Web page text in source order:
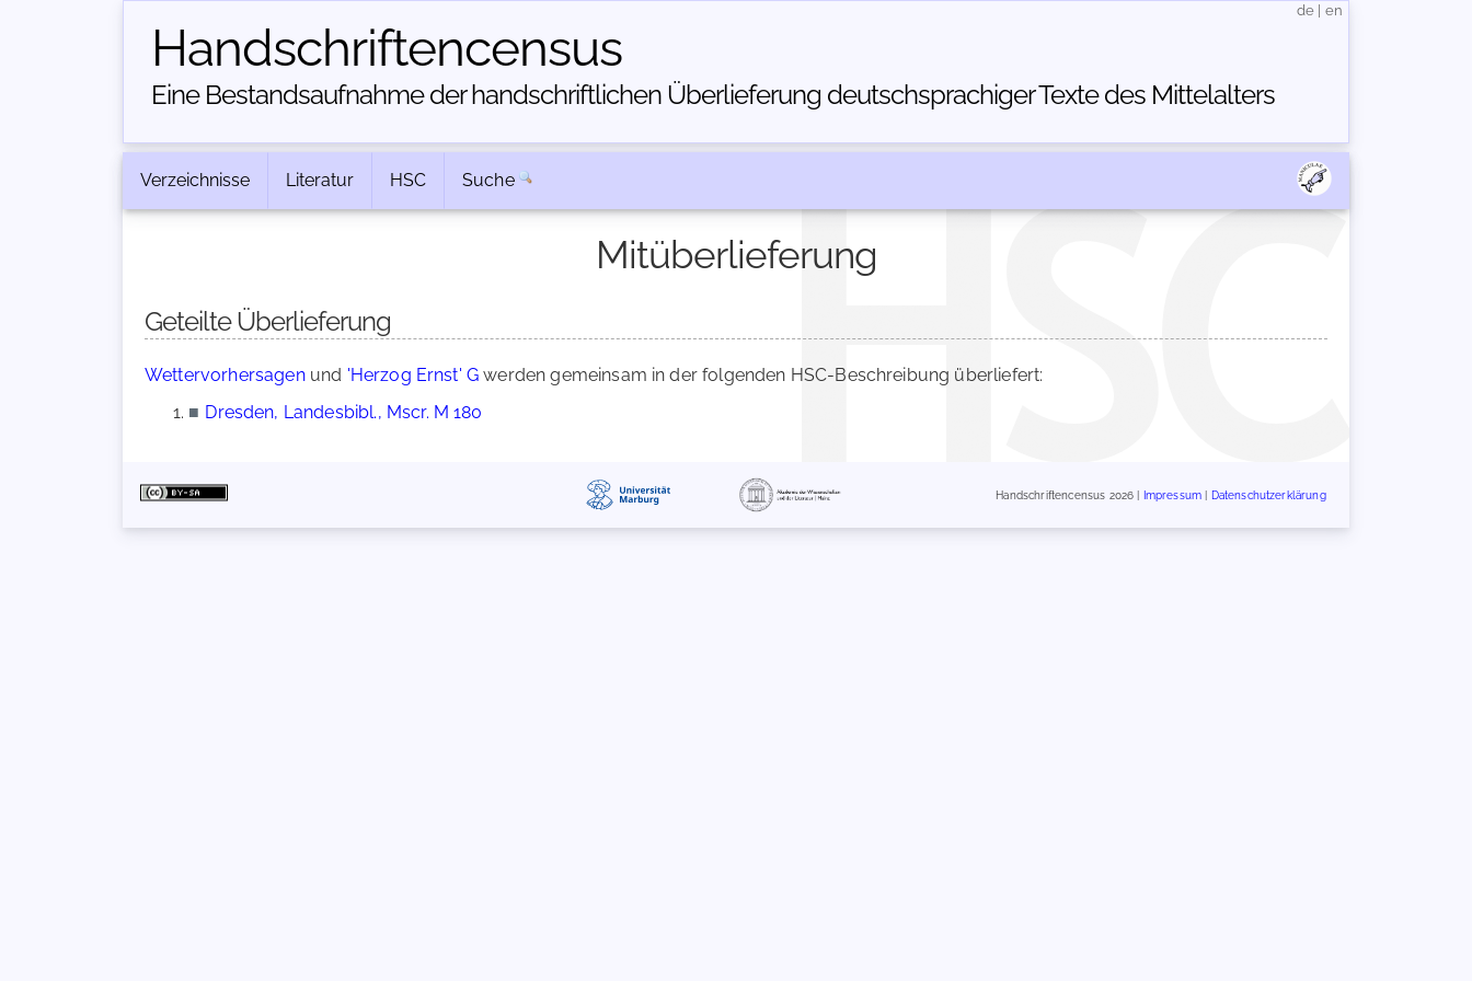
Handschriften­census
Eine Bestandsaufnahme der handschriftlichen Über­lieferung deutschsprachiger Texte des Mittelalters
de en
Verzeichnisse Literatur HSC Suche
Mitüberlieferung
Geteilte Überlieferung
Wettervorhersagenund 'Herzog Ernst' G werden gemeinsam in der folgenden HSC-Beschreibung überliefert:
■ Dresden, Landesbibl., Mscr. M 180
Handschriftencensus 2026 | Impressum Datenschutzerklärung